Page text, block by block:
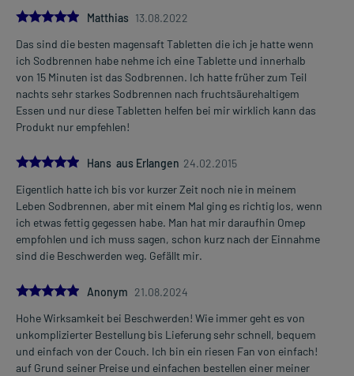
5.0
Matthias 13.08.2022
Das sind die besten magensaft Tabletten die ich je hatte wenn
ich Sodbrennen habe nehme ich eine Tablette und innerhalb
von 15 Minuten ist das Sodbrennen. Ich hatte früher zum Teil
nachts sehr starkes Sodbrennen nach fruchtsäurehaltigem
Essen und nur diese Tabletten helfen bei mir wirklich kann das
Produkt nur empfehlen!
5.0
Hans aus Erlangen 24.02.2015
Eigentlich hatte ich bis vor kurzer Zeit noch nie in meinem
Leben Sodbrennen, aber mit einem Mal ging es richtig los, wenn
ich etwas fettig gegessen habe. Man hat mir daraufhin Omep
empfohlen und ich muss sagen, schon kurz nach der Einnahme
sind die Beschwerden weg. Gefällt mir.
5.0Anonym 21.08.2024
Hohe Wirksamkeit bei Beschwerden! Wie immer geht es von
unkomplizierter Bestellung bis Lieferung sehr schnell, bequem
und einfach von der Couch. Ich bin ein riesen Fan von einfach!
auf Grund seiner Preise und einfachen bestellen einer meiner